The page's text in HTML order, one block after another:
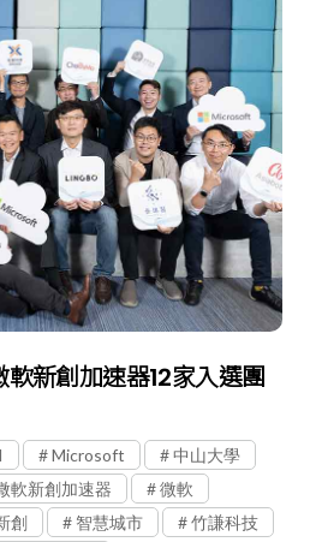
新創加速器12家入選團
Microsoft
中山大學
軟新創加速器
微軟
創 智慧城市
竹謙科技